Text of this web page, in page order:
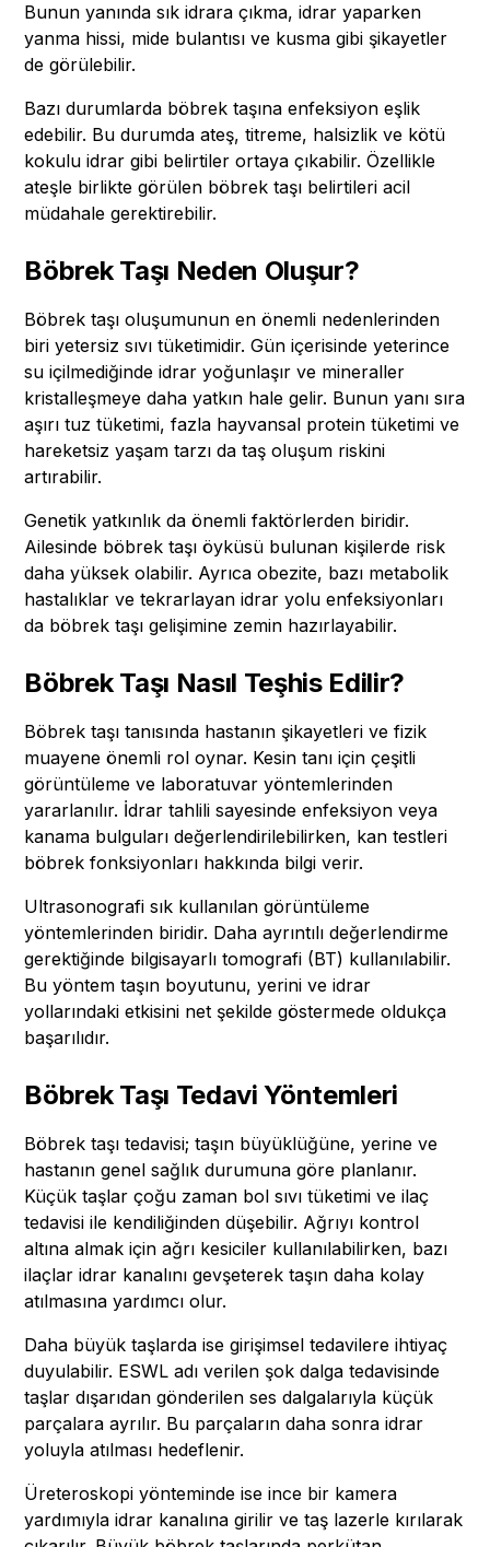
Bunun yanında sık idrara çıkma, idrar yaparken
yanma hissi, mide bulantısı ve kusma gibi şikayetler
de görülebilir.
Bazı durumlarda böbrek taşına enfeksiyon eşlik
edebilir. Bu durumda ateş, titreme, halsizlik ve kötü
kokulu idrar gibi belirtiler ortaya çıkabilir. Özellikle
ateşle birlikte görülen böbrek taşı belirtileri acil
müdahale gerektirebilir.
Böbrek Taşı Neden Oluşur?
Böbrek taşı oluşumunun en önemli nedenlerinden
biri yetersiz sıvı tüketimidir. Gün içerisinde yeterince
su içilmediğinde idrar yoğunlaşır ve mineraller
kristalleşmeye daha yatkın hale gelir. Bunun yanı sıra
aşırı tuz tüketimi, fazla hayvansal protein tüketimi ve
hareketsiz yaşam tarzı da taş oluşum riskini
artırabilir.
Genetik yatkınlık da önemli faktörlerden biridir.
Ailesinde böbrek taşı öyküsü bulunan kişilerde risk
daha yüksek olabilir. Ayrıca obezite, bazı metabolik
hastalıklar ve tekrarlayan idrar yolu enfeksiyonları
da böbrek taşı gelişimine zemin hazırlayabilir.
Böbrek Taşı Nasıl Teşhis Edilir?
Böbrek taşı tanısında hastanın şikayetleri ve fizik
muayene önemli rol oynar. Kesin tanı için çeşitli
görüntüleme ve laboratuvar yöntemlerinden
yararlanılır. İdrar tahlili sayesinde enfeksiyon veya
kanama bulguları değerlendirilebilirken, kan testleri
böbrek fonksiyonları hakkında bilgi verir.
Ultrasonografi sık kullanılan görüntüleme
yöntemlerinden biridir. Daha ayrıntılı değerlendirme
gerektiğinde bilgisayarlı tomografi (BT) kullanılabilir.
Bu yöntem taşın boyutunu, yerini ve idrar
yollarındaki etkisini net şekilde göstermede oldukça
başarılıdır.
Böbrek Taşı Tedavi Yöntemleri
Böbrek taşı tedavisi; taşın büyüklüğüne, yerine ve
hastanın genel sağlık durumuna göre planlanır.
Küçük taşlar çoğu zaman bol sıvı tüketimi ve ilaç
tedavisi ile kendiliğinden düşebilir. Ağrıyı kontrol
altına almak için ağrı kesiciler kullanılabilirken, bazı
ilaçlar idrar kanalını gevşeterek taşın daha kolay
atılmasına yardımcı olur.
Daha büyük taşlarda ise girişimsel tedavilere ihtiyaç
duyulabilir. ESWL adı verilen şok dalga tedavisinde
taşlar dışarıdan gönderilen ses dalgalarıyla küçük
parçalara ayrılır. Bu parçaların daha sonra idrar
yoluyla atılması hedeflenir.
Üreteroskopi yönteminde ise ince bir kamera
yardımıyla idrar kanalına girilir ve taş lazerle kırılarak